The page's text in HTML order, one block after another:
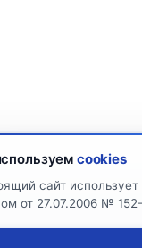
cookies
сайт
от 27.07.2006 №